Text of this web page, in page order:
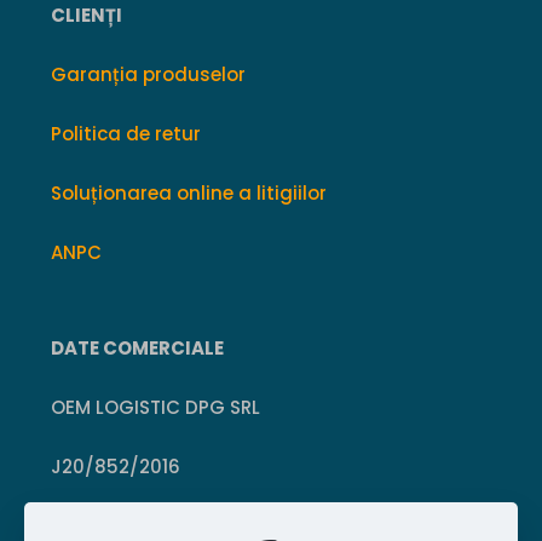
CLIENȚI
Garanția produselor
Politica de retur
Soluționarea online a litigiilor
ANPC
DATE COMERCIALE
OEM LOGISTIC DPG SRL
J20/852/2016